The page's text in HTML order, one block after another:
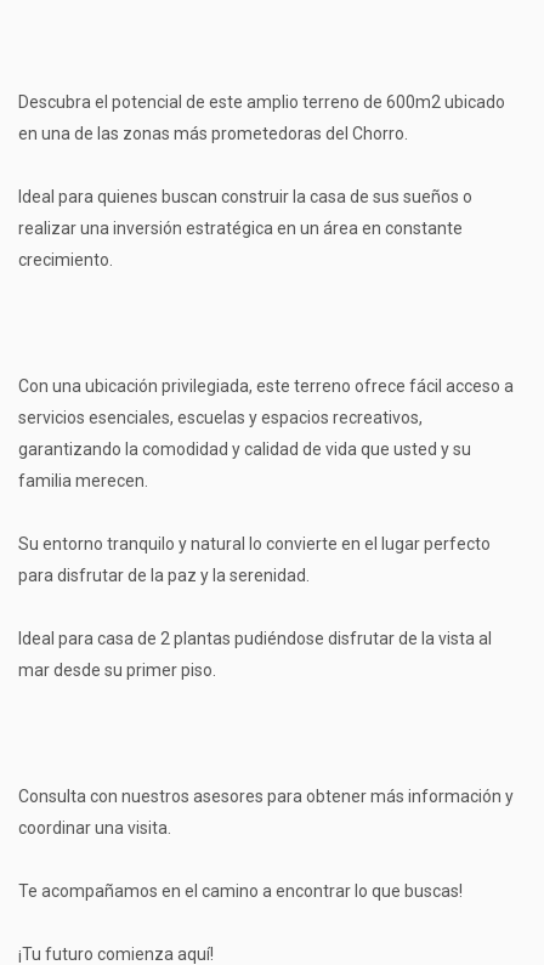
Descubra el potencial de este amplio terreno de 600m2 ubicado
en una de las zonas más prometedoras del Chorro.
Ideal para quienes buscan construir la casa de sus sueños o
realizar una inversión estratégica en un área en constante
crecimiento.
Con una ubicación privilegiada, este terreno ofrece fácil acceso a
servicios esenciales, escuelas y espacios recreativos,
garantizando la comodidad y calidad de vida que usted y su
familia merecen.
Su entorno tranquilo y natural lo convierte en el lugar perfecto
para disfrutar de la paz y la serenidad.
Ideal para casa de 2 plantas pudiéndose disfrutar de la vista al
mar desde su primer piso.
Consulta con nuestros asesores para obtener más información y
coordinar una visita.
Te acompañamos en el camino a encontrar lo que buscas!
¡Tu futuro comienza aquí!